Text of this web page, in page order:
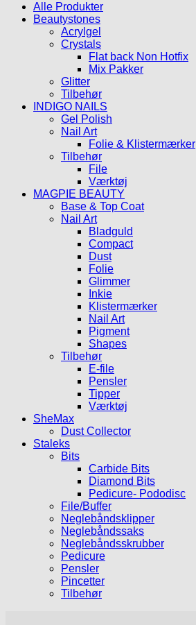
90.00kr..30.00kr..
Alle Produkter
Beautystones
Acrylgel
Crystals
Flat back Non Hotfix
Mix Pakker
Glitter
Tilbehør
INDIGO NAILS
Gel Polish
Nail Art
Folie & Klistermærker
Tilbehør
File
Værktøj
MAGPIE BEAUTY
Base & Top Coat
Nail Art
Bladguld
Compact
Dust
Folie
Glimmer
Inkie
Klistermærker
Nail Art
Pigment
Shapes
Tilbehør
E-file
Pensler
Tipper
Værktøj
SheMax
Dust Collector
Staleks
Bits
Carbide Bits
Diamond Bits
Pedicure- Pododisc
File/Buffer
Neglebåndsklipper
Neglebåndssaks
Neglebåndsskrubber
Pedicure
Pensler
Pincetter
Tilbehør